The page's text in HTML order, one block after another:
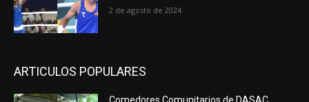
2 de agosto de 2024
ARTICULOS POPULARES